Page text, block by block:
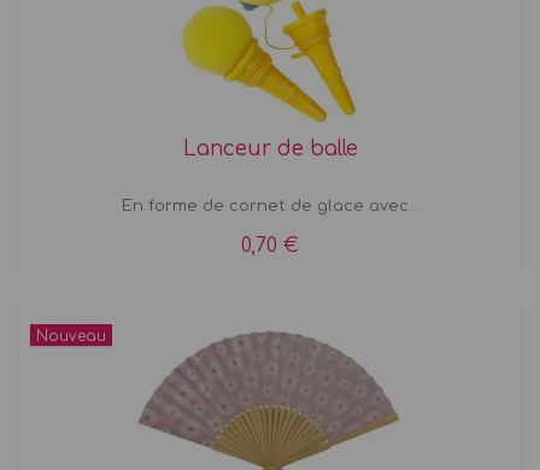
Lanceur de balle
En forme de cornet de glace avec...
0,70 €
Nouveau